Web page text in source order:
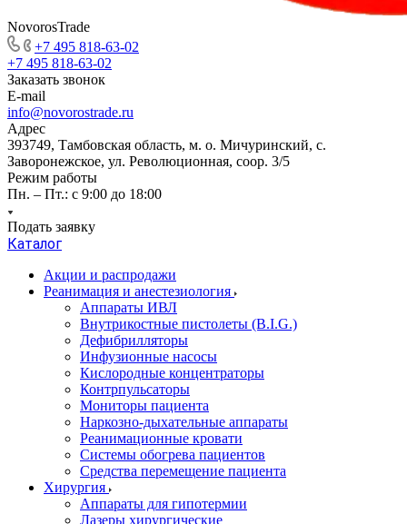
NovorosTrade
+7 495 818-63-02
+7 495 818-63-02
Заказать звонок
E-mail
info@novorostrade.ru
Адрес
393749, Тамбовская область, м. о. Мичуринский, с.
Заворонежское, ул. Революционная, соор. 3/5
Режим работы
Пн. – Пт.: с 9:00 до 18:00
Подать заявку
Каталог
Акции и распродажи
Реанимация и анестезиология
Аппараты ИВЛ
Внутрикостные пистолеты (B.I.G.)
Дефибрилляторы
Инфузионные насосы
Кислородные концентраторы
Контрпульсаторы
Мониторы пациента
Наркозно-дыхательные аппараты
Реанимационные кровати
Системы обогрева пациентов
Средства перемещение пациента
Хирургия
Аппараты для гипотермии
Лазеры хирургические